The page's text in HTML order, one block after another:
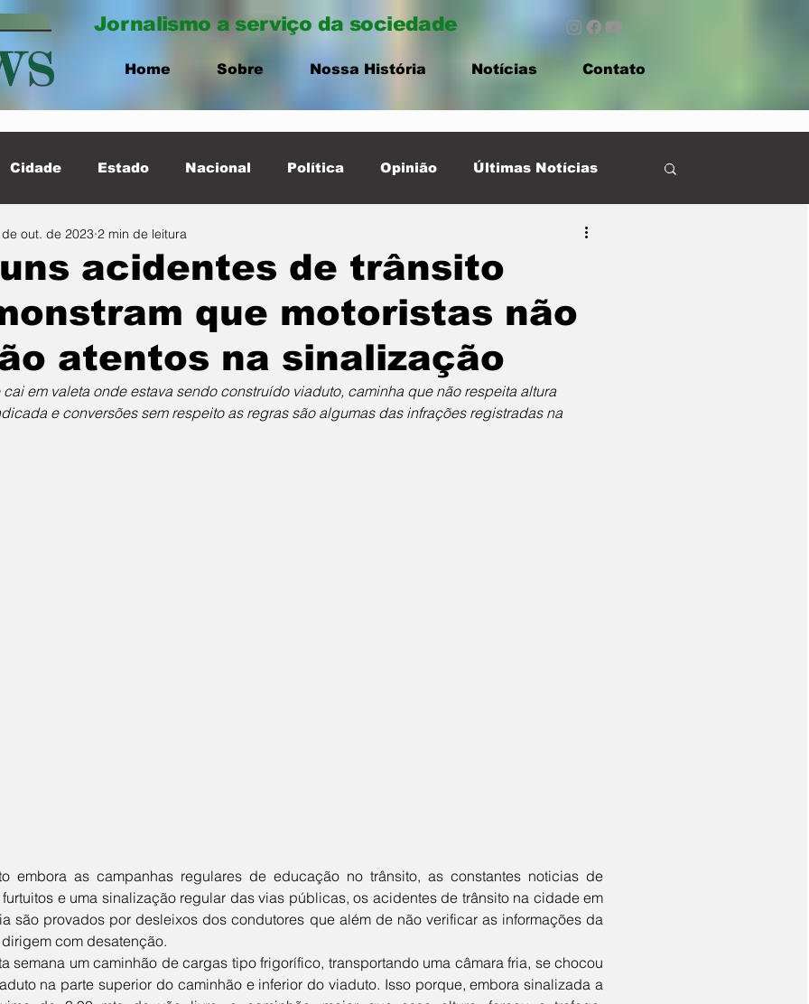
Jornalismo a serviço da sociedade
Home Sobre Nossa História Notícias Contato
Cidade Estado Nacional Política Opinião Últimas Notícias
Destaque Cidade
acidentes de trânsito
que motoristas não
atentos na sinalização
de out. de 2023 2 min de leitura
cai em valeta onde estava sendo construído viaduto, caminha que não respeita altura
e conversões sem respeito as regras são algumas das infrações registradas na
e uma sinalização regular das vias públicas, os acidentes de trânsito na cidade em
são provados por desleixos dos condutores que além de não verificar as informações da
com desatenção.
na parte superior do caminhão e inferior do viaduto. Isso porque, embora sinalizada a